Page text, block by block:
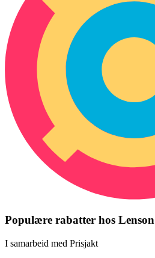
Populære rabatter hos Lenson
I samarbeid med Prisjakt